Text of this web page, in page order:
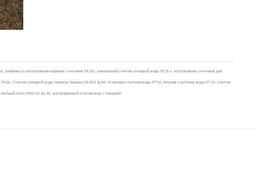
по изготовлению водяных счетчиков ЛК-25х, поверенный счетчик холодной воды ЛК 25 х, изготовление счетчиков для
Счётчик холодной воды Новатор Украина ЛК-40Х Ду40, Установка счетчика воды ЛТ-50, Монтаж счетчиков воды ЛТ 50, Счетчик
Gross MTW-UA Ду 40, внутридомовой счетчик воді с поверкой.